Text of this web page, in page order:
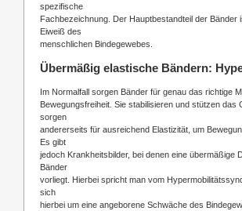
spezifische
Fachbezeichnung. Der Hauptbestandteil der Bänder
Eiweiß des
menschlichen Bindegewebes.
Übermäßig elastische Bändern:
Im Normalfall sorgen Bänder für genau das richtige
Bewegungsfreiheit. Sie stabilisieren und stützen das
sorgen
andererseits für ausreichend Elastizität, um
Es gibt
jedoch Krankheitsbilder, bei denen eine übermäßige
Bänder
vorliegt. Hierbei spricht man vom
sich
hierbei um eine angeborene Schwäche des